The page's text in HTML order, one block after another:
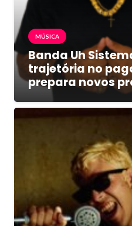
MÚSICA
Banda Uh
trajetória no
prepara novos